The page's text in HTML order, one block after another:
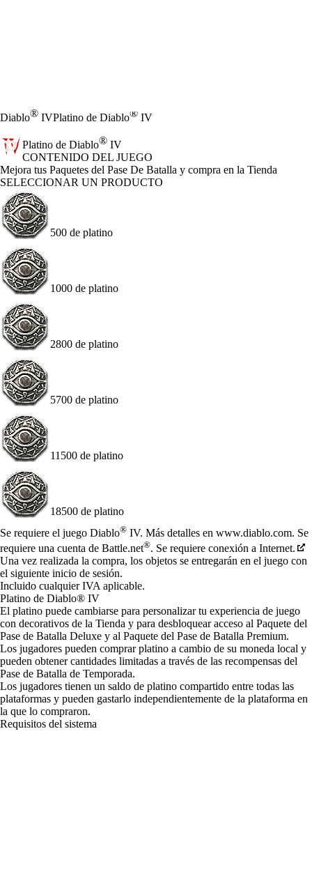
Diablo® IVPlatino de Diablo® IV
Platino de Diablo® IV
CONTENIDO DEL JUEGO
Product Notification
Mejora tus Paquetes del Pase De Batalla y compra en la Tienda
SELECCIONAR UN PRODUCTO
500 de platino
1000 de platino
2800 de platino
5700 de platino
11500 de platino
18500 de platino
Available actions
Se requiere el juego Diablo® IV. Más detalles en www.diablo.com. Se
requiere una cuenta de Battle.net®. Se requiere conexión a Internet.
Una vez realizada la compra, los objetos se entregarán en el juego con
el siguiente inicio de sesión.
Incluido cualquier IVA aplicable.
Platino de Diablo® IV
El platino puede cambiarse para personalizar tu experiencia de juego
con decorativos de la Tienda y para desbloquear acceso al Paquete del
Pase de Batalla Deluxe y al Paquete del Pase de Batalla Premium.
Los jugadores pueden comprar platino a cambio de su moneda local y
pueden obtener cantidades limitadas a través de las recompensas del
Pase de Batalla de Temporada.
Los jugadores tienen un saldo de platino compartido entre todas las
plataformas y pueden gastarlo independientemente de la plataforma en
la que lo compraron.
Requisitos del sistema